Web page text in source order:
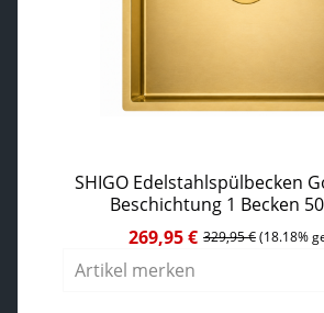
SHIGO Edelstahlspülbecken
Beschichtung 1 Becken
Verkaufspreis:
269,95 € Regulärer Preis:
329,95 €(18.18%
Artikel merken